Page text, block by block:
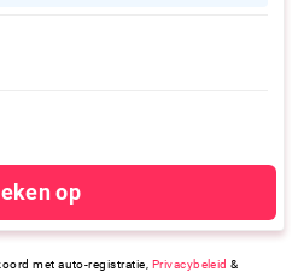
op
met auto-registratie, Privacybeleid &